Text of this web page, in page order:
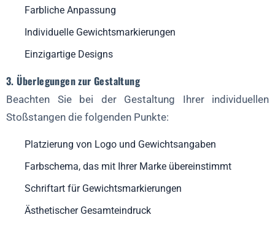
Farbliche Anpassung
Individuelle Gewichtsmarkierungen
Einzigartige Designs
3. Überlegungen zur Gestaltung
Beachten Sie bei der Gestaltung Ihrer individuellen
Stoßstangen die folgenden Punkte:
Platzierung von Logo und Gewichtsangaben
Farbschema, das mit Ihrer Marke übereinstimmt
Schriftart für Gewichtsmarkierungen
Ästhetischer Gesamteindruck